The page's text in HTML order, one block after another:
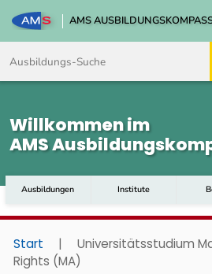
AMS
Willkommen im
AMS
Ausbildungen Institute
Start |
Universitätsstudium
Rights (MA)